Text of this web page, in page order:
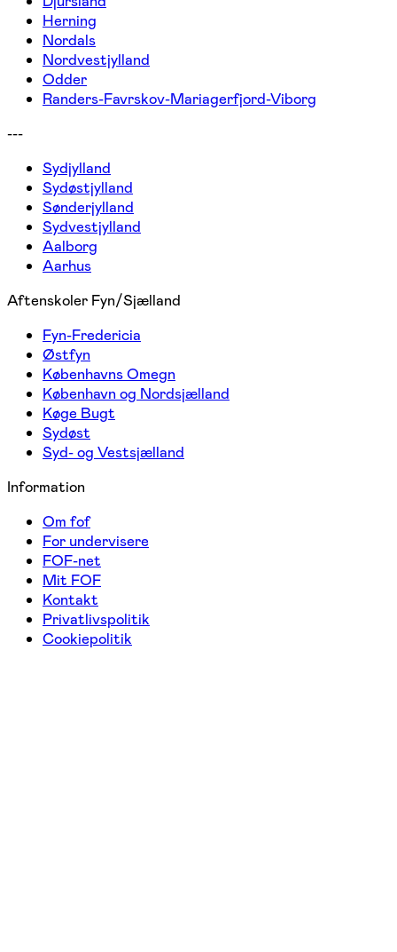
Herning
Nordals
Nordvestjylland
Odder
Randers-Favrskov-Mariagerfjord-Viborg
---
Sydjylland
Sydøstjylland
Sønderjylland
Sydvestjylland
Aalborg
Aarhus
Aftenskoler Fyn/Sjælland
Fyn-Fredericia
Østfyn
Københavns Omegn
København og Nordsjælland
Køge Bugt
Sydøst
Syd- og Vestsjælland
Information
Om fof
For undervisere
FOF-net
Mit FOF
Kontakt
Privatlivspolitik
Cookiepolitik